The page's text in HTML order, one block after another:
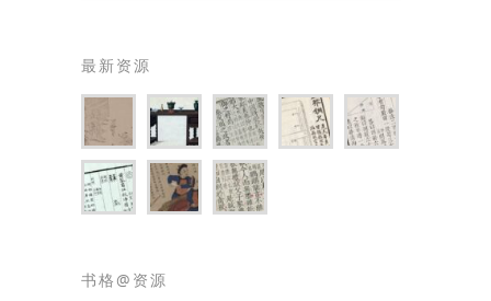
最新资源
书格@资源